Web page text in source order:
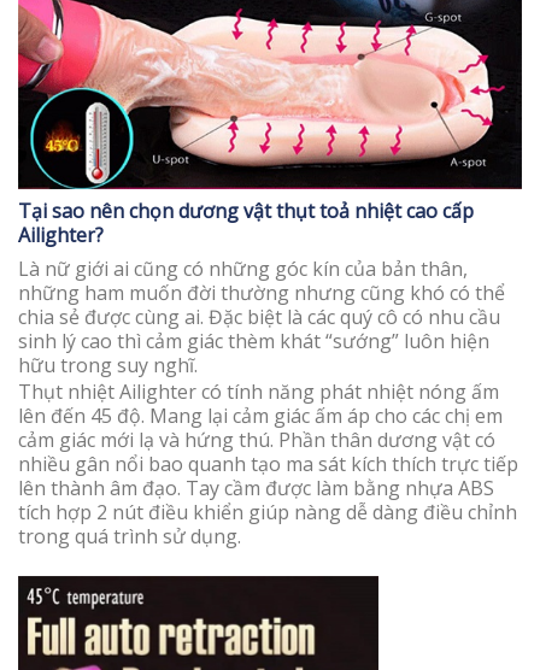
Tại sao nên chọn dương vật thụt toả nhiệt cao cấp
Ailighter?
Là nữ giới ai cũng có những góc kín của bản thân,
những ham muốn đời thường nhưng cũng khó có thể
chia sẻ được cùng ai. Đặc biệt là các quý cô có nhu cầu
sinh lý cao thì cảm giác thèm khát “sướng” luôn hiện
hữu trong suy nghĩ.
Thụt nhiệt Ailighter có tính năng phát nhiệt nóng ấm
lên đến 45 độ. Mang lại cảm giác ấm áp cho các chị em
cảm giác mới lạ và hứng thú. Phần thân dương vật có
nhiều gân nổi bao quanh tạo ma sát kích thích trực tiếp
lên thành âm đạo. Tay cầm được làm bằng nhựa ABS
tích hợp 2 nút điều khiển giúp nàng dễ dàng điều chỉnh
trong quá trình sử dụng.